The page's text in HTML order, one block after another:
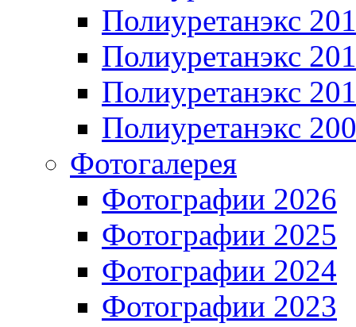
Полиуретанэкс
Полиуретанэкс
Полиуретанэкс
Полиуретанэкс
Фотогалерея
Фотографии 2026
Фотографии 2025
Фотографии 2024
Фотографии 2023